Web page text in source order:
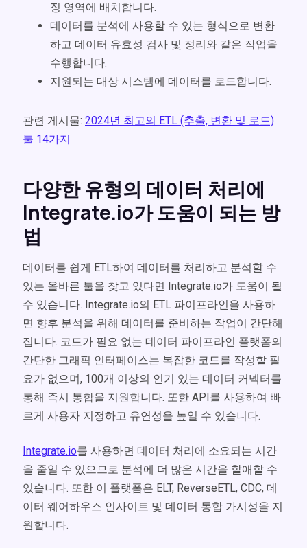
징 영역에 배치합니다.
데이터를 분석에 사용할 수 있는 형식으로 변환
하고 데이터 유효성 검사 및 정리와 같은 작업을
수행합니다.
지원되는 대상 시스템에 데이터를 로드합니다.
관련 게시물: 2024년 최고의 ETL (추출, 변환 및 로드)
툴 14가지
다양한 유형의 데이터 처리에
Integrate.io가 도움이 되는 방
법
데이터를 쉽게 ETL하여 데이터를 처리하고 분석할 수
있는 올바른 툴을 찾고 있다면 Integrate.io가 도움이 될
수 있습니다. Integrate.io의 ETL 파이프라인을 사용하
면 향후 분석을 위해 데이터를 준비하는 작업이 간단해
집니다. 코드가 필요 없는 데이터 파이프라인 플랫폼의
간단한 그래픽 인터페이스는 복잡한 코드를 작성할 필
요가 없으며, 100개 이상의 인기 있는 데이터 커넥터를
통해 즉시 통합을 지원합니다. 또한 API를 사용하여 빠
르게 사용자 지정하고 유연성을 높일 수 있습니다.
Integrate.io를 사용하면 데이터 처리에 소요되는 시간
을 줄일 수 있으므로 분석에 더 많은 시간을 할애할 수
있습니다. 또한 이 플랫폼은 ELT, ReverseETL, CDC, 데
이터 웨어하우스 인사이트 및 데이터 통합 가시성을 지
원합니다.